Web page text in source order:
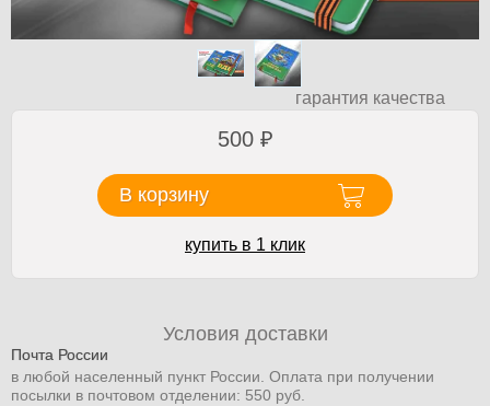
гарантия качества
500 ₽
В корзину
купить в 1 клик
Условия доставки
Почта России
в любой населенный пункт России. Оплата при получении
посылки в почтовом отделении: 550 руб.